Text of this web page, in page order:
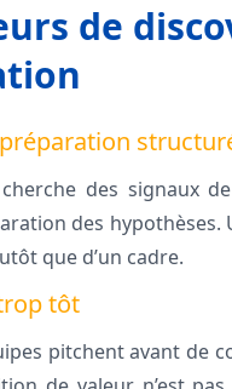
de
des signaux
des
que d’un cadre.
tôt
pitchent avant de